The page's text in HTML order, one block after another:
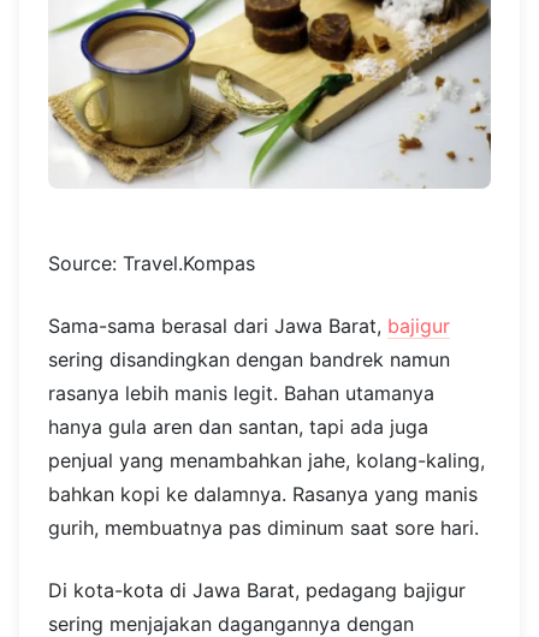
Source: Travel.Kompas
Sama-sama berasal dari Jawa Barat, bajigur
sering disandingkan dengan bandrek namun
rasanya lebih manis legit. Bahan utamanya
hanya gula aren dan santan, tapi ada juga
penjual yang menambahkan jahe, kolang-kaling,
bahkan kopi ke dalamnya. Rasanya yang manis
gurih, membuatnya pas diminum saat sore hari.
Di kota-kota di Jawa Barat, pedagang bajigur
sering menjajakan dagangannya dengan